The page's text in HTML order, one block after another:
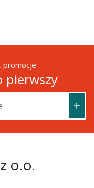
promocje
pierwszy
o.o.